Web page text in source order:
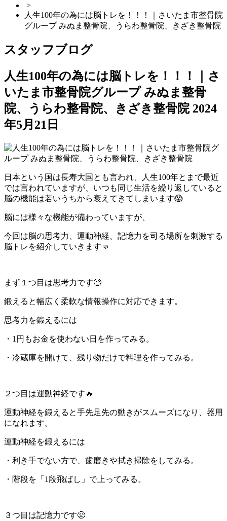
>
人生100年の為には脳トレを！！！｜さいたま市整骨院
グループ みぬま整骨院、うらわ整骨院、きざき整骨院
スタッフブログ
人生100年の為には脳トレを！！！｜さ
いたま市整骨院グループ みぬま整骨
院、うらわ整骨院、きざき整骨院 2024
年5月21日
日本という国は長寿大国とも言われ、人生100年とまで最近
では言われていますが、いつも同じ生活を繰り返していると
脳の機能は若いうちから衰えてきてしまいます😱
脳には様々な機能が備わっていますが、
今回は脳の思考力、運動神経、記憶力を司る場所を刺激する
脳トレを紹介していきます👊
まず１つ目は思考力です🧐
鍛えると幅広く柔軟な情報操作に対応できます。
思考力を鍛えるには
・1円もお金を使わない日を作ってみる。
・冷蔵庫を開けて、残り物だけで料理を作ってみる。
２つ目は運動神経です🔥
運動神経を鍛えると手先足先の動きがスムーズになり、器用
になれます。
運動神経を鍛えるには
・利き手でない方で、歯磨きや拭き掃除をしてみる。
・階段を「1段飛ばし」で上ってみる。
３つ目は記憶力です😤